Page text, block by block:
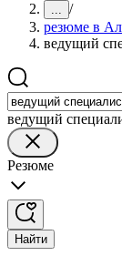
... /
резюме в
ведущий
ведущий
Резюме
Найти